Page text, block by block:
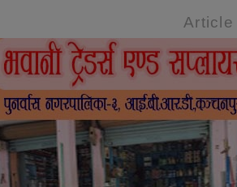
Article